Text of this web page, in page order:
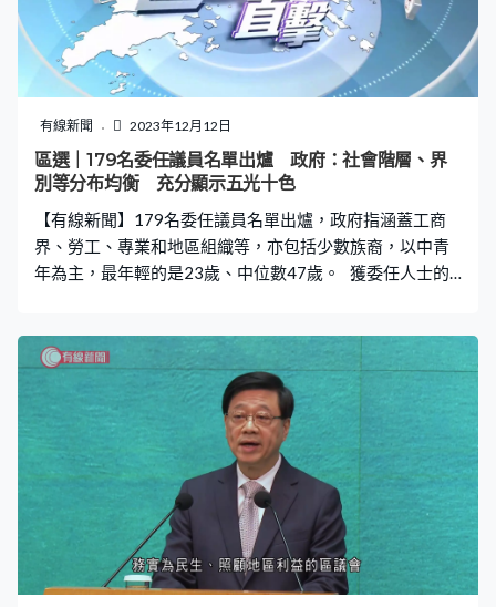
決策局或部門的問題和主體責任，但資科辦作為統籌或監
察的角色，還有甚麼可以做？」 創新科技及工業局副局長
張曼莉：「不同政策局都要承擔主體責任，去強化自身系
統的設計、維護和推行，但我們會與各政策局和部門加強
協調。」
有線新聞 2023年12月12日
區選｜179名委任議員名單出爐 政府：社會階層、界
別等分布均衡 充分顯示五光十色
【有線新聞】179名委任議員名單出爐，政府指涵蓋工商
界、勞工、專業和地區組織等，亦包括少數族裔，以中青
年為主，最年輕的是23歲、中位數47歲。 獲委任人士的
呂鴻賓 邱松慶 金玲 陳建強醫生 楊哲安 葉永成 葉亦楠 東區
＊＊＊ 丁煌 何秀賢 李莉 周致人 林心亷 洪連杉 梁力 郭浩景
博士 陳杏 劉慶揚 鄭志成 盧曉楓 南區 ＊＊＊ 朱立威 何沅蔚
李嘉盈 林玉珍 陳文俊 陳郁傑教授 彭兆基 楊上進 灣仔區 ＊
＊＊ 周錦威博士 林偉江 孫道弘 劉珮珊 九龍城區 ＊＊＊ 左
滙雄 何華漢 林德成 黃文莉 黃文港 潘國華 賴彥宗 Rizwan
Ullah博士 油尖旺區 ＊＊＊ 許德亮 陳少棠 黃舒明 楊子熙 歐
楚筠 鍾港武 鍾澤暉 Aruna Gurung 深水埗區 ＊＊＊ 李詠民
林家輝 郭彦麗 陳偉明 黃頌良博士 劉佩玉 鍾婧薇 羅志超 黃
大仙區 ＊＊＊ 丘燿誠 李鎧麟 姚逸華 洪楚英 梁騰丰 劉婉儀